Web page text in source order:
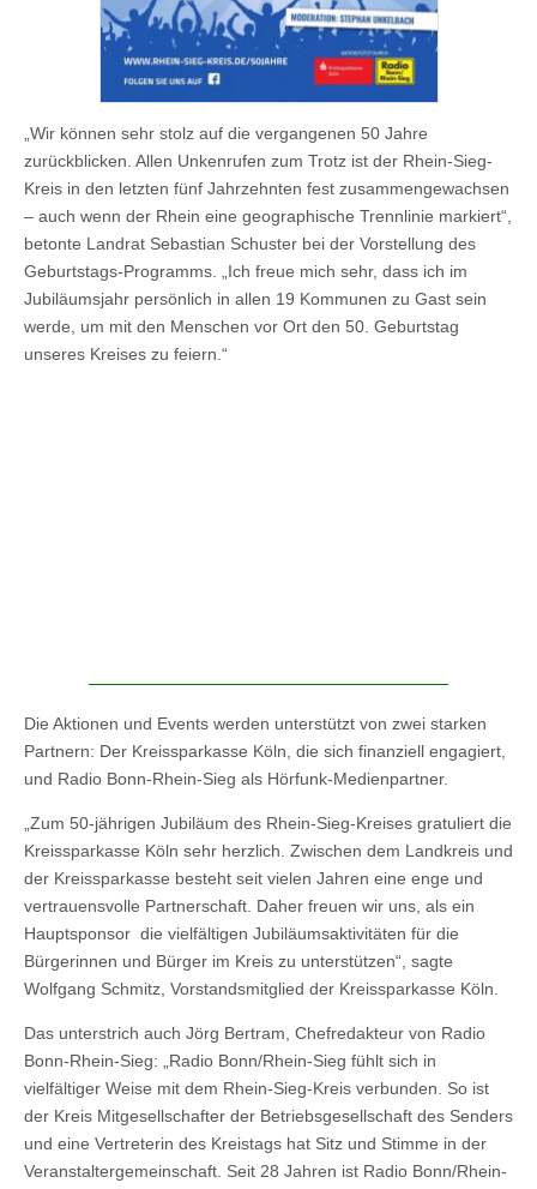
„Wir können sehr stolz auf die vergangenen 50 Jahre
zurückblicken. Allen Unkenrufen zum Trotz ist der Rhein-Sieg-
Kreis in den letzten fünf Jahrzehnten fest zusammengewachsen
– auch wenn der Rhein eine geographische Trennlinie markiert“,
betonte Landrat Sebastian Schuster bei der Vorstellung des
Geburtstags-Programms. „Ich freue mich sehr, dass ich im
Jubiläumsjahr persönlich in allen 19 Kommunen zu Gast sein
werde, um mit den Menschen vor Ort den 50. Geburtstag
unseres Kreises zu feiern.“
Die Aktionen und Events werden unterstützt von zwei starken
Partnern: Der Kreissparkasse Köln, die sich finanziell engagiert,
und Radio Bonn-Rhein-Sieg als Hörfunk-Medienpartner.
„Zum 50-jährigen Jubiläum des Rhein-Sieg-Kreises gratuliert die
Kreissparkasse Köln sehr herzlich. Zwischen dem Landkreis und
der Kreissparkasse besteht seit vielen Jahren eine enge und
vertrauensvolle Partnerschaft. Daher freuen wir uns, als ein
Hauptsponsor die vielfältigen Jubiläumsaktivitäten für die
Bürgerinnen und Bürger im Kreis zu unterstützen“, sagte
Wolfgang Schmitz, Vorstandsmitglied der Kreissparkasse Köln.
Das unterstrich auch Jörg Bertram, Chefredakteur von Radio
Bonn-Rhein-Sieg: „Radio Bonn/Rhein-Sieg fühlt sich in
vielfältiger Weise mit dem Rhein-Sieg-Kreis verbunden. So ist
der Kreis Mitgesellschafter der Betriebsgesellschaft des Senders
und eine Vertreterin des Kreistags hat Sitz und Stimme in der
Veranstaltergemeinschaft. Seit 28 Jahren ist Radio Bonn/Rhein-